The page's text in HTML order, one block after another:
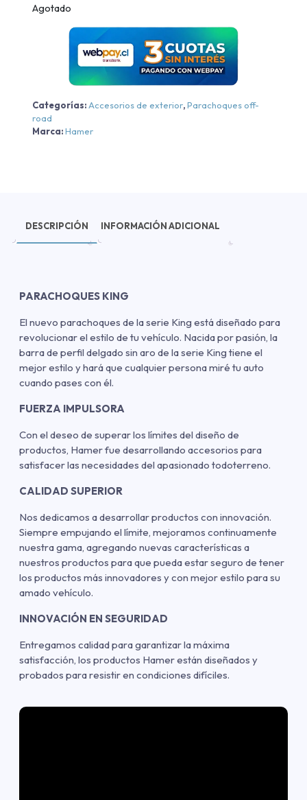
Agotado
Categorías:Accesorios de exterior,Parachoques off-
road
Marca:Hamer
DESCRIPCIÓN INFORMACIÓN ADICIONAL
PARACHOQUES KING
El nuevo parachoques de la serie King está diseñado para
revolucionar el estilo de tu vehículo. Nacida por pasión, la
barra de perfil delgado sin aro de la serie King tiene el
mejor estilo y hará que cualquier persona miré tu auto
cuando pases con él.
FUERZA IMPULSORA
Con el deseo de superar los límites del diseño de
productos, Hamer fue desarrollando accesorios para
satisfacer las necesidades del apasionado todoterreno.
CALIDAD SUPERIOR
Nos dedicamos a desarrollar productos con innovación.
Siempre empujando el límite, mejoramos continuamente
nuestra gama, agregando nuevas características a
nuestros productos para que pueda estar seguro de tener
los productos más innovadores y con mejor estilo para su
amado vehículo.
INNOVACIÓN EN SEGURIDAD
Entregamos calidad para garantizar la máxima
satisfacción, los productos Hamer están diseñados y
probados para resistir en condiciones difíciles.